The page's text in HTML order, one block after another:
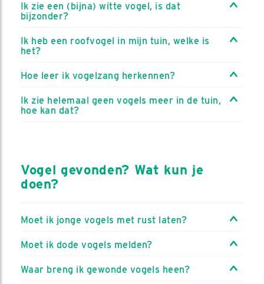
Ik zie een (bijna) witte vogel, is dat
bijzonder?
Ik heb een roofvogel in mijn tuin, welke is
het?
Hoe leer ik vogelzang herkennen?
Ik zie helemaal geen vogels meer in de tuin,
hoe kan dat?
Vogel gevonden? Wat kun je
doen?
Moet ik jonge vogels met rust laten?
Moet ik dode vogels melden?
Waar breng ik gewonde vogels heen?